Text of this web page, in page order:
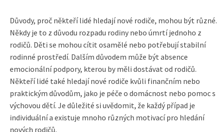
Důvody, proč někteří lidé hledají nové rodiče, mohou být různé.
Někdy je to z důvodu rozpadu rodiny nebo úmrtí jednoho z
rodičů. Děti se mohou cítit osamělé nebo potřebují stabilní
rodinné prostředí. Dalším důvodem může být absence
emocionální podpory, kterou by měli dostávat od rodičů.
Někteří lidé také hledají nové rodiče kvůli finančním nebo
praktickým důvodům, jako je péče o domácnost nebo pomoc s
výchovou dětí. Je důležité si uvědomit, že každý případ je
individuální a existuje mnoho různých motivací pro hledání
nových rodičů.